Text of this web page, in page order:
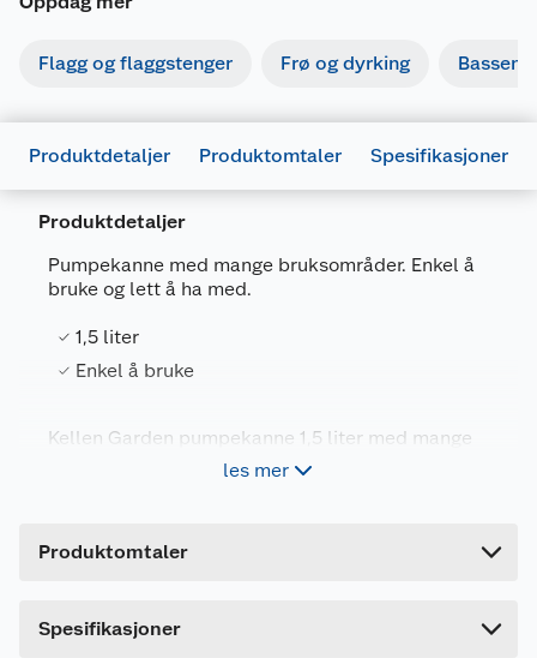
Flagg og flaggstenger Frø og dyrking Basseng
Produktdetaljer Produktomtaler Spesifikasjoner
Produktdetaljer
Pumpekanne med mange bruksområder. Enkel å
bruke og lett å ha med.
1,5 liter
Enkel å bruke
Kellen Garden pumpekanne 1,5 liter med mange
bruksområder. Enkel å bruke og lett å ta med.
les mer
Produktomtaler
Spesifikasjoner
Generelt
Artikkelnummer